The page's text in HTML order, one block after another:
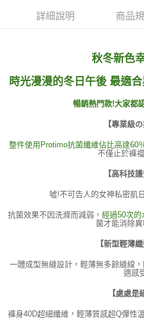
詳細說明 商品
秋冬新色
時光漫漫的冬日午後 最適
暢銷熱門款!大家都
【專業級の
整件使用Protimo抗菌纖維佔比高達60
不僅止於褲
【高科技護
噓!不可告人的女神私密肌
抗菌效果不因洗滌而減弱， 經過50次的
菌才能消除
【新型輕薄織
一體成型無縫設計，輕薄無多餘縫線
適感
【處處是
褲身40D超細纖維，輕薄質感超Q彈性